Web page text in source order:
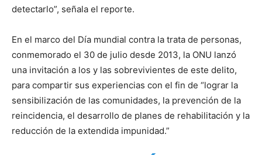
detectarlo”, señala el reporte.
En el marco del Día mundial contra la trata de personas,
conmemorado el 30 de julio desde 2013, la ONU lanzó
una invitación a los y las sobrevivientes de este delito,
para compartir sus experiencias con el fin de “lograr la
sensibilización de las comunidades, la prevención de la
reincidencia, el desarrollo de planes de rehabilitación y la
reducción de la extendida impunidad.”